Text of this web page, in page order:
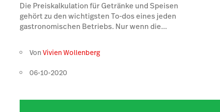
Die Preiskalkulation für Getränke und Speisen
gehört zu den wichtigsten To-dos eines jeden
gastronomischen Betriebs. Nur wenn die...
VonVivien Wollenberg
06-10-2020